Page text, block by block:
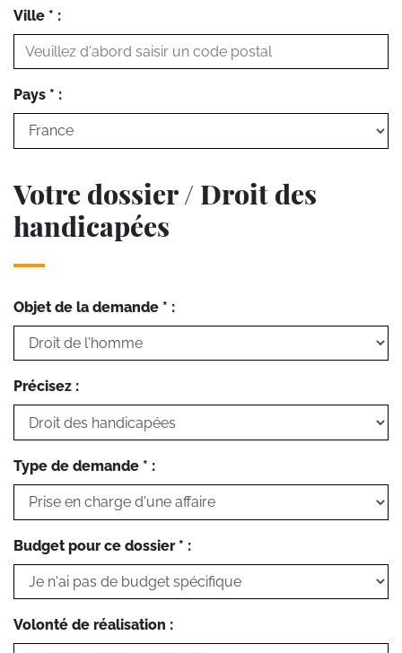
Ville * :
Pays * :
Votre dossier / Droit des
handicapées
Objet de la demande * :
Précisez :
Type de demande * :
Budget pour ce dossier * :
Volonté de réalisation :